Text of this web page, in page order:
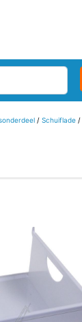
/ Schuiflade/